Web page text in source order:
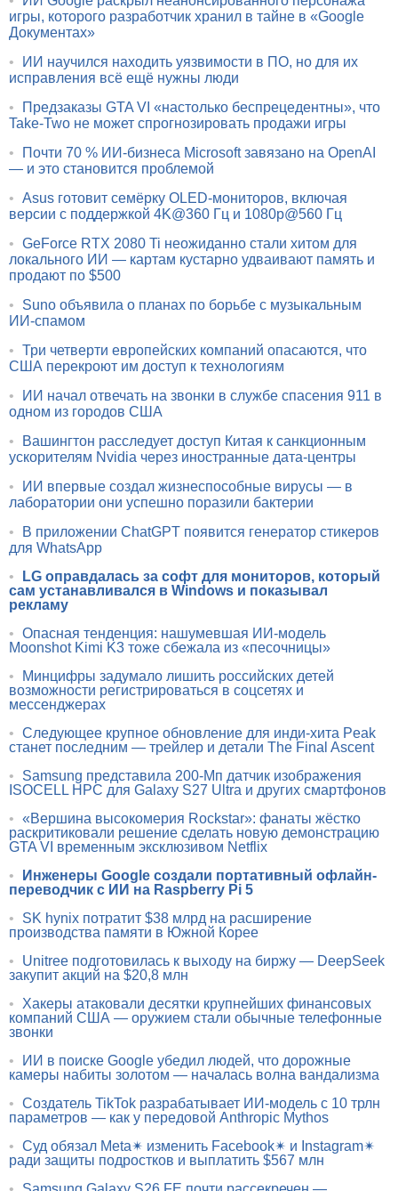
игры, которого разработчик хранил в тайне в «Google
Документах»
•
ИИ научился находить уязвимости в ПО, но для их
исправления всё ещё нужны люди
•
Предзаказы GTA VI «настолько беспрецедентны», что
Take-Two не может спрогнозировать продажи игры
•
Почти 70 % ИИ-бизнеса Microsoft завязано на OpenAI
— и это становится проблемой
• Asus готовит семёрку OLED-мониторов, включая
версии с поддержкой 4K@360 Гц и 1080p@560 Гц
• GeForce RTX 2080 Ti неожиданно стали хитом для
локального ИИ — картам кустарно удваивают память и
продают по $500
•
Suno объявила о планах по борьбе с музыкальным
ИИ-спамом
• Три четверти европейских компаний опасаются, что
США перекроют им доступ к технологиям
•
ИИ начал отвечать на звонки в службе спасения 911 в
одном из городов США
•
Вашингтон расследует доступ Китая к санкционным
ускорителям Nvidia через иностранные дата-центры
•
ИИ впервые создал жизнеспособные вирусы — в
лаборатории они успешно поразили бактерии
•
В приложении ChatGPT появится генератор стикеров
для WhatsApp
•
LG оправдалась за софт для мониторов, который
сам устанавливался в Windows и показывал
рекламу
• Опасная тенденция: нашумевшая ИИ-модель
Moonshot Kimi K3 тоже сбежала из «песочницы»
•
Минцифры задумало лишить российских детей
возможности регистрироваться в соцсетях и
мессенджерах
• Следующее крупное обновление для инди-хита Peak
станет последним — трейлер и детали The Final Ascent
•
Samsung представила 200-Мп датчик изображения
ISOCELL HPC для Galaxy S27 Ultra и других смартфонов
• «Вершина высокомерия Rockstar»: фанаты жёстко
раскритиковали решение сделать новую демонстрацию
GTA VI временным эксклюзивом Netflix
•
Инженеры Google создали портативный офлайн-
переводчик с ИИ на Raspberry Pi 5
•
SK hynix потратит $38 млрд на расширение
производства памяти в Южной Корее
•
Unitree подготовилась к выходу на биржу — DeepSeek
закупит акций на $20,8 млн
•
Хакеры атаковали десятки крупнейших финансовых
компаний США — оружием стали обычные телефонные
звонки
•
ИИ в поиске Google убедил людей, что дорожные
камеры набиты золотом — началась волна вандализма
• Создатель TikTok разрабатывает ИИ-модель с 10 трлн
параметров — как у передовой Anthropic Mythos
• Суд обязал Meta✴ изменить Facebook✴ и Instagram✴
ради защиты подростков и выплатить $567 млн